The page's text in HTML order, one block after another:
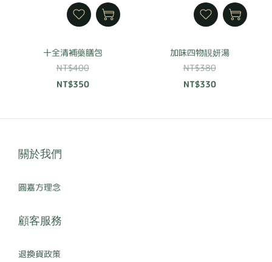
十全清補藥膳包
NT$400
NT$350
加味四物靚妍湯
NT$380
NT$330
關於我們
圓嘉方理念
顧客服務
退換貨政策